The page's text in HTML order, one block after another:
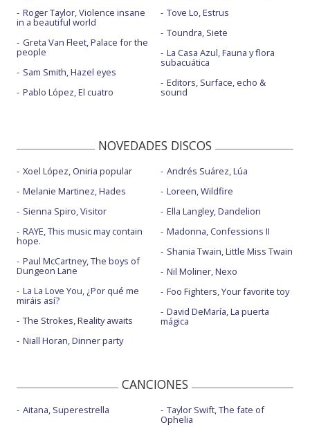
Roger Taylor, Violence insane
in a beautiful world
Greta Van Fleet, Palace for the
people
Sam Smith, Hazel eyes
Pablo López, El cuatro
Tove Lo, Estrus
Toundra, Siete
La Casa Azul, Fauna y flora
subacuática
Editors, Surface, echo &
sound
NOVEDADES DISCOS
Xoel López, Oniria popular
Melanie Martinez, Hades
Sienna Spiro, Visitor
RAYE, This music may contain
hope.
Paul McCartney, The boys of
Dungeon Lane
La La Love You, ¿Por qué me
miráis así?
The Strokes, Reality awaits
Niall Horan, Dinner party
Andrés Suárez, Lúa
Loreen, Wildfire
Ella Langley, Dandelion
Madonna, Confessions II
Shania Twain, Little Miss Twain
Nil Moliner, Nexo
Foo Fighters, Your favorite toy
David DeMaría, La puerta
mágica
CANCIONES
Aitana, Superestrella Taylor Swift, The fate of
Ophelia